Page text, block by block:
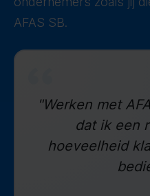
AFAS SB.
"Werken met
dat ik een
hoeveelheid